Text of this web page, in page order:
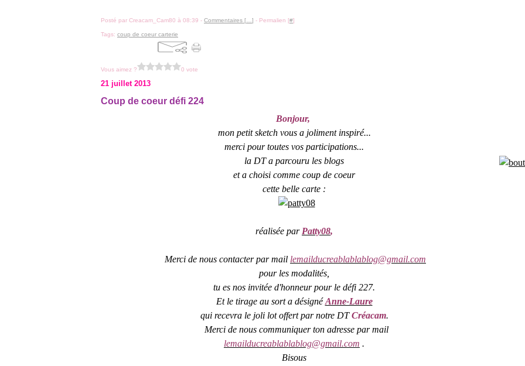
Posté par Creacam_Cam80 à 08:39 - Commentaires [ ] - Permalien [#]
Tags: coup de coeur carterie
Vous aimez ? 0 vote
21 juillet 2013
Coup de coeur défi 224
Bonjour,
mon petit sketch vous a joliment inspiré...
merci pour toutes vos participations...
la DT a parcouru les blogs
et a choisi comme coup de coeur
cette belle carte :
réalisée par Patty08,
Merci de nous contacter par mail lemailducreablablablog@gmail.com
pour les modalités,
tu es nos invitée d'honneur pour le défi 227.
Et le tirage au sort a désignéAnne-Laure
qui recevra le joli lot offert par notre DTCréacam.
Merci de nous communiquer ton adresse par mail
lemailducreablablablog@gmail.com .
Bisous